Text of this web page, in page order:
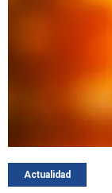
Actualidad